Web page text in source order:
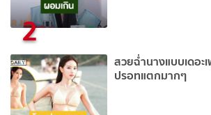
2
สวยฉ่ำนางแบบเดอ
ปรอทแตกมากๆ